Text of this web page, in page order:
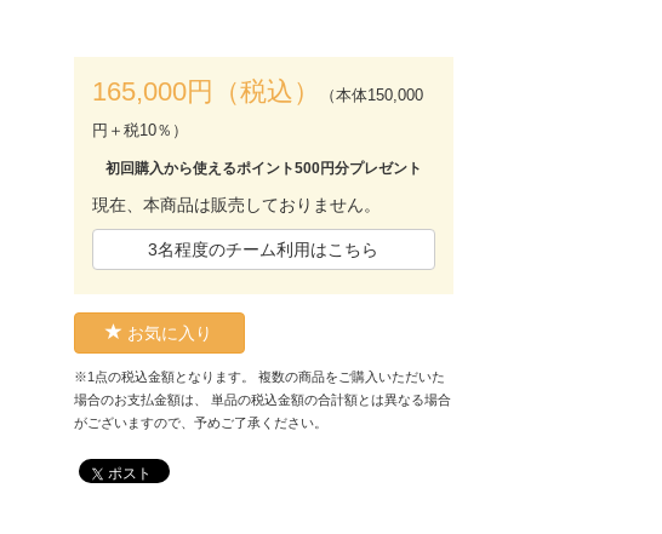
165,000円（税込）
（本体150,000
円＋税10％）
初回購入から使えるポイント500円分プレゼント
現在、本商品は販売しておりません。
3名程度のチーム利用はこちら
お気に入り
※1点の税込金額となります。 複数の商品をご購入いただいた
場合のお支払金額は、 単品の税込金額の合計額とは異なる場合
がございますので、予めご了承ください。
ポスト